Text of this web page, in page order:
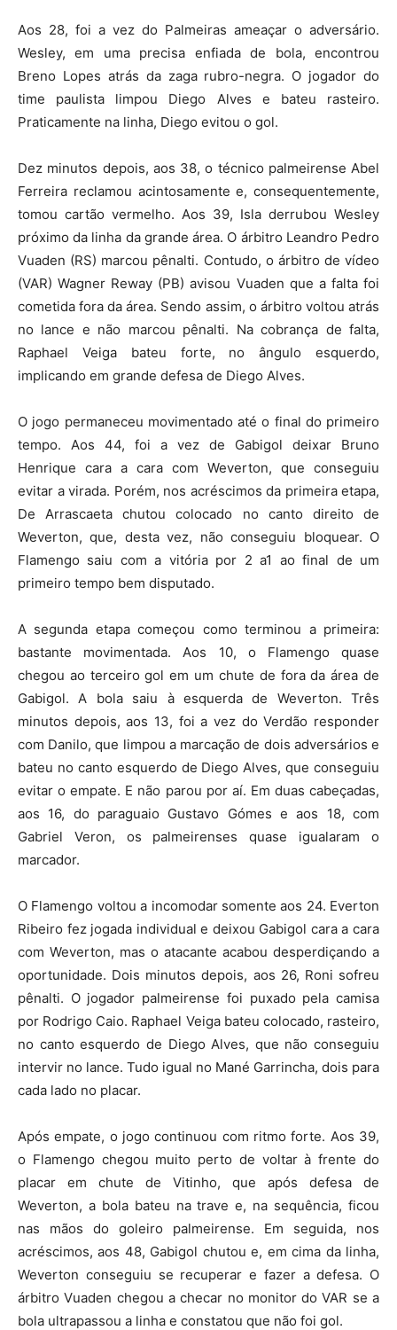
Aos 28, foi a vez do Palmeiras ameaçar o adversário.
Wesley, em uma precisa enfiada de bola, encontrou
Breno Lopes atrás da zaga rubro-negra. O jogador do
time paulista limpou Diego Alves e bateu rasteiro.
Praticamente na linha, Diego evitou o gol.
Dez minutos depois, aos 38, o técnico palmeirense Abel
Ferreira reclamou acintosamente e, consequentemente,
tomou cartão vermelho. Aos 39, Isla derrubou Wesley
próximo da linha da grande área. O árbitro Leandro Pedro
Vuaden (RS) marcou pênalti. Contudo, o árbitro de vídeo
(VAR) Wagner Reway (PB) avisou Vuaden que a falta foi
cometida fora da área. Sendo assim, o árbitro voltou atrás
no lance e não marcou pênalti. Na cobrança de falta,
Raphael Veiga bateu forte, no ângulo esquerdo,
implicando em grande defesa de Diego Alves.
O jogo permaneceu movimentado até o final do primeiro
tempo. Aos 44, foi a vez de Gabigol deixar Bruno
Henrique cara a cara com Weverton, que conseguiu
evitar a virada. Porém, nos acréscimos da primeira etapa,
De Arrascaeta chutou colocado no canto direito de
Weverton, que, desta vez, não conseguiu bloquear. O
Flamengo saiu com a vitória por 2 a1 ao final de um
primeiro tempo bem disputado.
A segunda etapa começou como terminou a primeira:
bastante movimentada. Aos 10, o Flamengo quase
chegou ao terceiro gol em um chute de fora da área de
Gabigol. A bola saiu à esquerda de Weverton. Três
minutos depois, aos 13, foi a vez do Verdão responder
com Danilo, que limpou a marcação de dois adversários e
bateu no canto esquerdo de Diego Alves, que conseguiu
evitar o empate. E não parou por aí. Em duas cabeçadas,
aos 16, do paraguaio Gustavo Gómes e aos 18, com
Gabriel Veron, os palmeirenses quase igualaram o
marcador.
O Flamengo voltou a incomodar somente aos 24. Everton
Ribeiro fez jogada individual e deixou Gabigol cara a cara
com Weverton, mas o atacante acabou desperdiçando a
oportunidade. Dois minutos depois, aos 26, Roni sofreu
pênalti. O jogador palmeirense foi puxado pela camisa
por Rodrigo Caio. Raphael Veiga bateu colocado, rasteiro,
no canto esquerdo de Diego Alves, que não conseguiu
intervir no lance. Tudo igual no Mané Garrincha, dois para
cada lado no placar.
Após empate, o jogo continuou com ritmo forte. Aos 39,
o Flamengo chegou muito perto de voltar à frente do
placar em chute de Vitinho, que após defesa de
Weverton, a bola bateu na trave e, na sequência, ficou
nas mãos do goleiro palmeirense. Em seguida, nos
acréscimos, aos 48, Gabigol chutou e, em cima da linha,
Weverton conseguiu se recuperar e fazer a defesa. O
árbitro Vuaden chegou a checar no monitor do VAR se a
bola ultrapassou a linha e constatou que não foi gol.